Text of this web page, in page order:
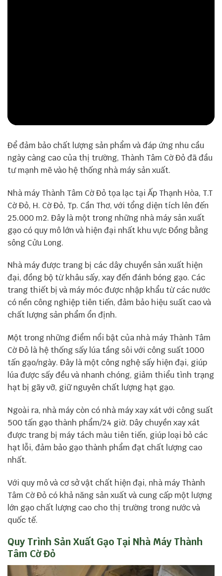
Để đảm bảo chất lượng sản phẩm và đáp ứng nhu cầu
ngày càng cao của thị trường, Thành Tâm Cờ Đỏ đã đầu
tư mạnh mẽ vào hệ thống nhà máy sản xuất.
Nhà máy Thành Tâm Cờ Đỏ tọa lạc tại Ấp Thạnh Hòa, T.T
Cờ Đỏ, H. Cờ Đỏ, Tp. Cần Thơ, với tổng diện tích lên đến
25.000 m2. Đây là một trong những nhà máy sản xuất
gạo có quy mô lớn và hiện đại nhất khu vực Đồng bằng
sông Cửu Long.
Nhà máy được trang bị các dây chuyền sản xuất hiện
đại, đồng bộ từ khâu sấy, xay đến đánh bóng gạo. Các
trang thiết bị và máy móc được nhập khẩu từ các nước
có nền công nghiệp tiên tiến, đảm bảo hiệu suất cao và
chất lượng sản phẩm ổn định.
Một trong những điểm nổi bật của nhà máy Thành Tâm
Cờ Đỏ là hệ thống sấy lúa tầng sôi với công suất 1000
tấn gạo/ngày. Đây là một công nghệ sấy hiện đại, giúp
lúa được sấy đều và nhanh chóng, giảm thiểu tình trạng
hạt bị gãy vỡ, giữ nguyên chất lượng hạt gạo.
Ngoài ra, nhà máy còn có nhà máy xay xát với công suất
500 tấn gạo thành phẩm/24 giờ. Dây chuyền xay xát
được trang bị máy tách màu tiên tiến, giúp loại bỏ các
hạt lỗi, đảm bảo gạo thành phẩm đạt chất lượng cao
nhất.
Với quy mô và cơ sở vật chất hiện đại, nhà máy Thành
Tâm Cờ Đỏ có khả năng sản xuất và cung cấp một lượng
lớn gạo chất lượng cao cho thị trường trong nước và
quốc tế.
Quy Trình Sản Xuất Gạo Tại Nhà Máy Thành
Tâm Cờ Đỏ